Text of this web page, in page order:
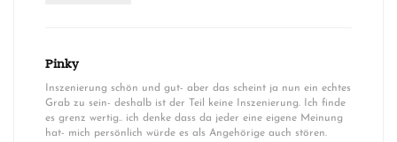
Pinky
Inszenierung schön und gut- aber das scheint ja nun ein echtes
Grab zu sein- deshalb ist der Teil keine Inszenierung. Ich finde
es grenz wertig.. ich denke dass da jeder eine eigene Meinung
hat- mich persönlich würde es als Angehörige auch stören.